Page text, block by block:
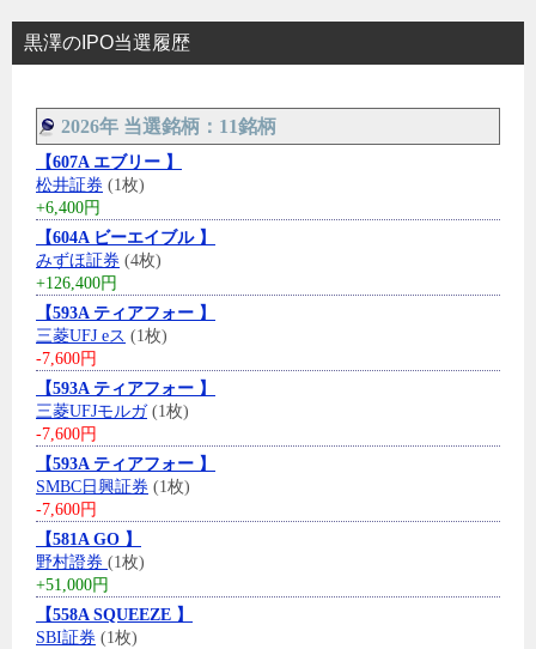
黒澤のIPO当選履歴
2026年 当選銘柄：11銘柄
【607A エブリー 】
松井証券 (1枚)
+6,400円
【604A ビーエイブル 】
みずほ証券 (4枚)
+126,400円
【593A ティアフォー 】
三菱UFJ eス (1枚)
-7,600円
【593A ティアフォー 】
三菱UFJモルガ(1枚)
-7,600円
【593A ティアフォー 】
SMBC日興証券 (1枚)
-7,600円
【581A GO 】
野村證券 (1枚)
+51,000円
【558A SQUEEZE 】
SBI証券 (1枚)